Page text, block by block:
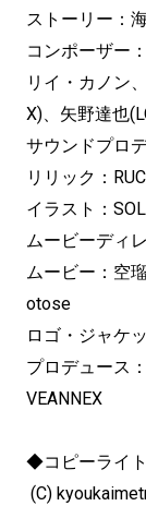
ストーリー：
コンポーザー
リイ・カノン
X)、矢野達也
サウンドプロ
リリック：
イラスト：
ムービーディ
ムービー：空
otose
ロゴ・ジャケ
プロデュース
VEANNEX
◆コピーライト
(C)